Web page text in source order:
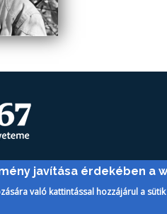
javítása érdekében a
való kattintással hozzájárul a